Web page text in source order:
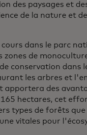
des paysages et
de la nature et
dans le parc
zones de
conservation dans
les arbres et
apportera des
hectares, cet
types de forêts
vitales pour